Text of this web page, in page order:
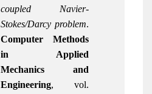
coupled Navier-
Stokes/Darcy problem.
Computer Methods
in Applied
Mechanics and
Engineering, vol.